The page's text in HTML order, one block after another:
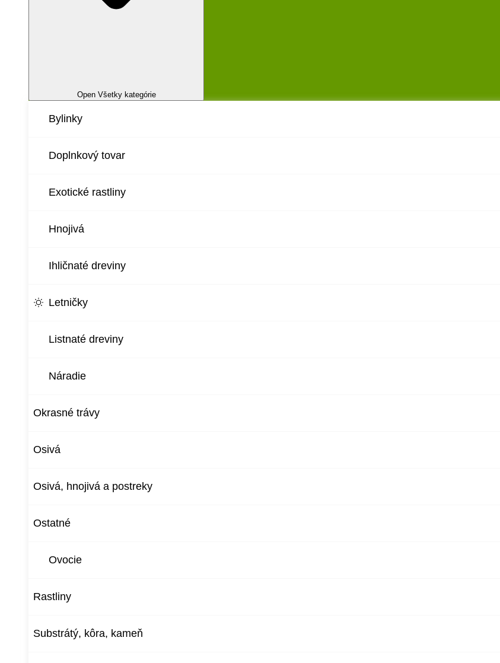
Open Všetky kategórie
Bylinky
Doplnkový tovar
Exotické rastliny
Hnojivá
Ihličnaté dreviny
Letničky
Listnaté dreviny
Náradie
Okrasné trávy
Osivá
Osivá, hnojivá a postreky
Ostatné
Ovocie
Rastliny
Substrátý, kôra, kameň